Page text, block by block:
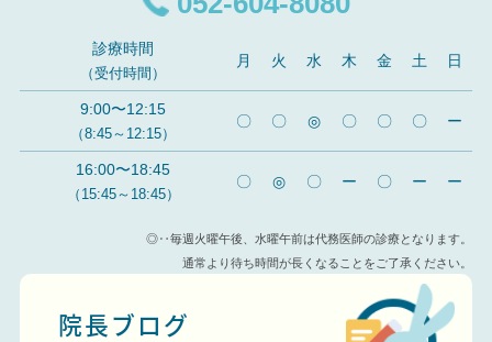
診療時間
（受付時間）
月 火 水 木 金 土 日
9:00〜12:15
（8:45～12:15）
〇 〇 ◎ 〇 〇 〇 ー
16:00〜18:45
（15:45～18:45）
〇 ◎ 〇 ー 〇 ー ー
◎‥毎週火曜午後、水曜午前は代務医師の診療となります。
通常より待ち時間が長くなることをご了承ください。
院長ブログ